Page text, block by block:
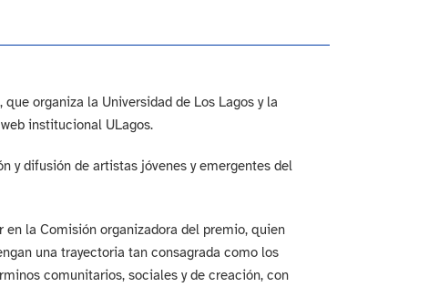
organiza la Universidad de Los Lagos y la
institucional ULagos.
y difusión de artistas jóvenes y emergentes del
la Comisión organizadora del premio, quien
una trayectoria tan consagrada como los
comunitarios, sociales y de creación, con